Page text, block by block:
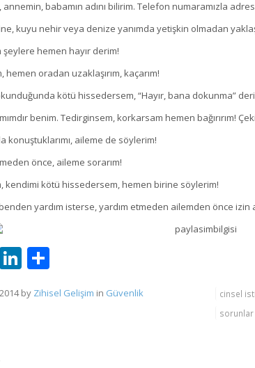
annemin, babamın adını bilirim. Telefon numaramızla
kuyu nehir veya denize yanımda yetişkin olmadan
şeylere hemen hayır derim!
hemen oradan uzaklaşırım, kaçarım!
kötü hissedersem, “Hayır, bana dokunma”
benim. Tedirginsem, korkarsam hemen bağırırım!
konuştuklarımı, aileme de söylerim!
önce, aileme sorarım!
kendimi kötü hissedersem, hemen birine söylerim!
yardım isterse, yardım etmeden ailemden önce izin
TwitterLinkedIn
by Zihisel Gelişim in Güvenlik cinsel